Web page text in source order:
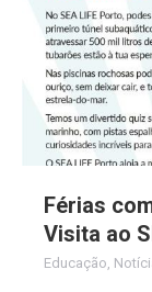
Férias
Visita ao
Educação,